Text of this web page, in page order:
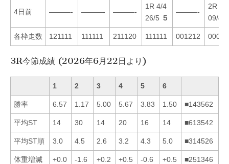
4日前 ———- ———- ———-
1R 4/4
26/5 ５
———-
2R 5/6
09/4
各枠走数 121111 111111 211120 111111 001212
3R今節成績 (2026年6月22日より)
1 2 3 4 5 6
勝率 6.57 1.17 5.00 5.67 3.83 1.50 ■143562
平均ST 14 30 14 20 16 14 ■613542
平均ST順 3.0 4.5 2.6 3.2 4.3 5.0 ■314526
体重増減 +0.0 -1.6 +0.2 +0.5 -0.6 +0.5 ■251346